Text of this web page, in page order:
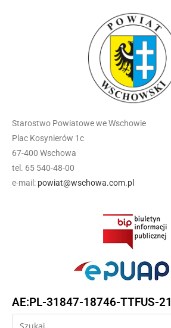
Starostwo Powiatowe we Wschowie
Plac Kosynierów 1c
67-400 Wschowa
tel. 65 540-48-00
e-mail: powiat@wschowa.com.pl
AE:PL-31847-18746-TTFUS-21